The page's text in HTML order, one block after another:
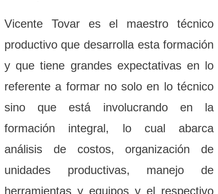
Vicente Tovar es el maestro técnico
productivo que desarrolla esta formación
y que tiene grandes expectativas en lo
referente a formar no solo en lo técnico
sino que está involucrando en la
formación integral, lo cual abarca
análisis de costos, organización de
unidades productivas, manejo de
herramientas y equipos y el respectivo